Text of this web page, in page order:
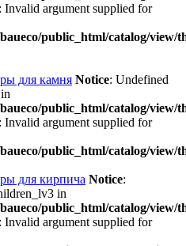
: Invalid argument supplied for
public_html/catalog/view/
для камня Notice: Undefined
public_html/catalog/view/
: Invalid argument supplied for
public_html/catalog/view/
для кирпича Notice:
in
public_html/catalog/view/
: Invalid argument supplied for